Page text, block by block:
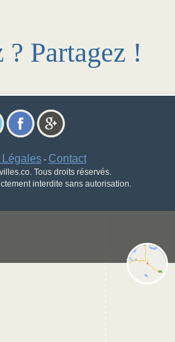
Partagez !
Légales- Contact
Tous droits réservés.
interdite sans autorisation.